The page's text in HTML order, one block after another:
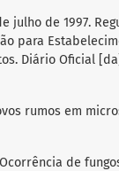
julho de 1997.
para
Diário Oficial [da]
rumos em
Ocorrência de